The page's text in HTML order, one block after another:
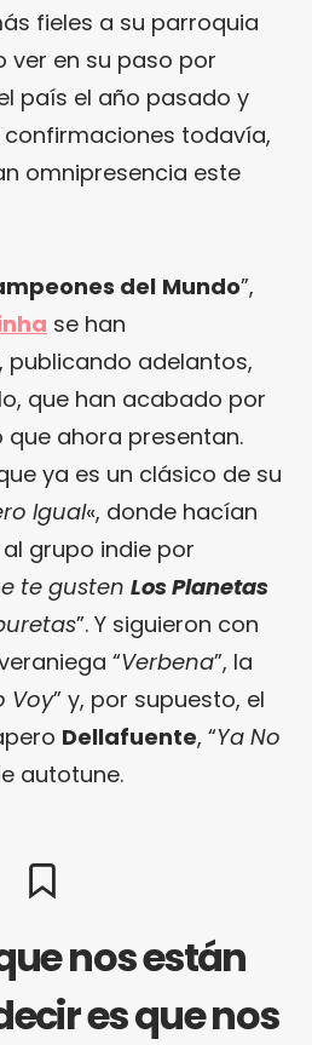
fieles a su parroquia
ver en su paso por
país el año pasado y
todavía,
omnipresencia este
del Mundo”,
se han
adelantos,
que han acabado por
que ahora presentan.
ya es un clásico de su
Igual«, donde hacían
grupo indie por
te gusten Los Planetas
”. Y siguieron con
“Verbena”, la
Voy” y, por supuesto, el
Dellafuente, “Ya No
autotune.
nos están
es que nos